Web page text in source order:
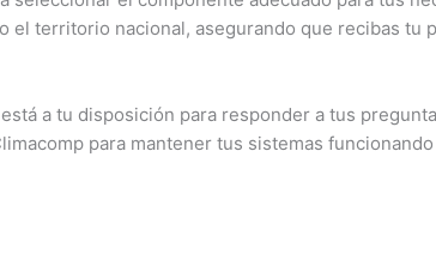
el territorio nacional, asegurando que recibas tu
a tu disposición para responder a tus
para mantener tus sistemas